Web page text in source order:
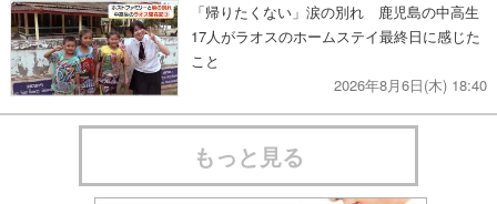
「帰りたくない」涙の別れ 鹿児島の中高生
17人がラオスのホームステイ最終日に感じた
こと
2026年8月6日(木) 18:40
もっと見る